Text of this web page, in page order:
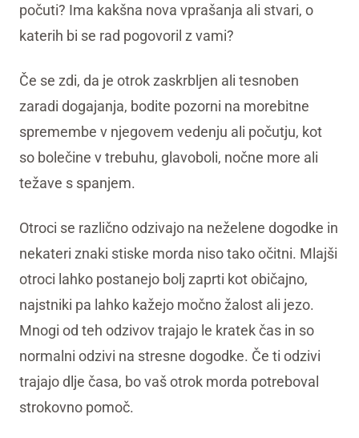
počuti? Ima kakšna nova vprašanja ali stvari, o
katerih bi se rad pogovoril z vami?
Če se zdi, da je otrok zaskrbljen ali tesnoben
zaradi dogajanja, bodite pozorni na morebitne
spremembe v njegovem vedenju ali počutju, kot
so bolečine v trebuhu, glavoboli, nočne more ali
težave s spanjem.
Otroci se različno odzivajo na neželene dogodke in
nekateri znaki stiske morda niso tako očitni. Mlajši
otroci lahko postanejo bolj zaprti kot običajno,
najstniki pa lahko kažejo močno žalost ali jezo.
Mnogi od teh odzivov trajajo le kratek čas in so
normalni odzivi na stresne dogodke. Če ti odzivi
trajajo dlje časa, bo vaš otrok morda potreboval
strokovno pomoč.